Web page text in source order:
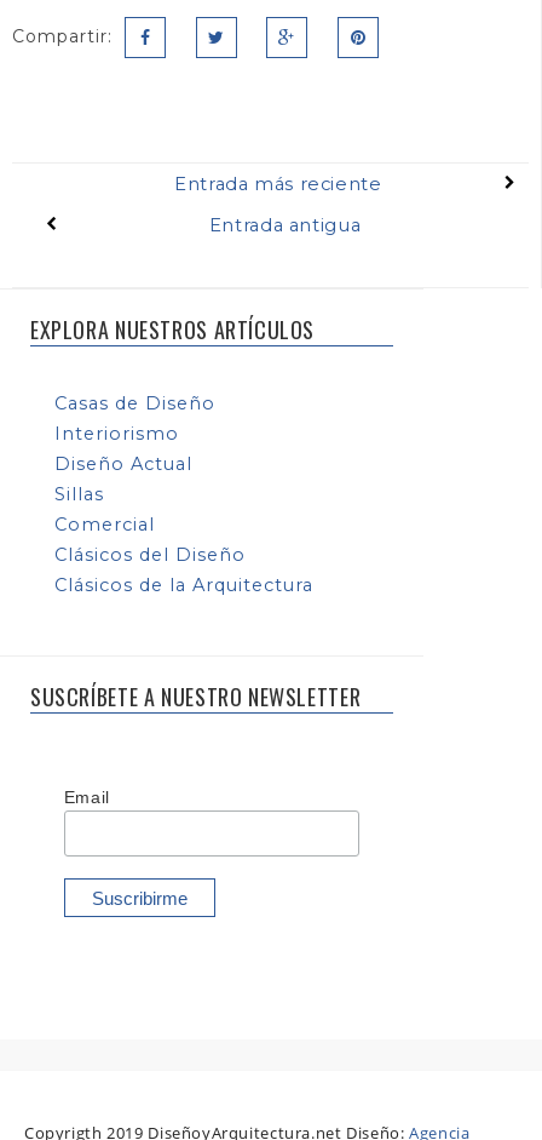
Compartir:
Entrada más reciente
Entrada antigua
EXPLORA NUESTROS ARTÍCULOS
Casas de Diseño
Interiorismo
Diseño Actual
Sillas
Comercial
Clásicos del Diseño
Clásicos de la Arquitectura
SUSCRÍBETE A NUESTRO NEWSLETTER
Email
Copyrigth 2019 DiseñoyArquitectura.net Diseño:Agencia